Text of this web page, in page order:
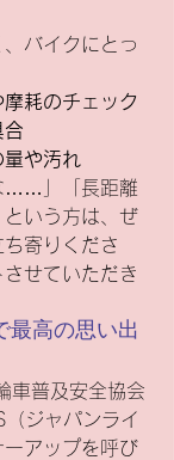
バイクにとっ
耗のチェック
合
量や汚れ
……」「長距離
いう方は、ぜ
寄りくださ
せていただき
最高の思い出
車普及安全協会
（ジャパンライ
アップを呼び